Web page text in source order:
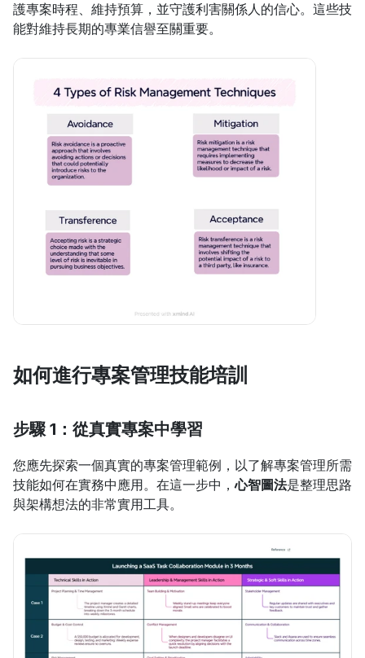
護專案時程、維持預算，並守護利害關係人的信心。這些技
能對維持長期的專業信譽至關重要。
如何進行專案管理技能培訓
步驟 1：從真實專案中學習
您應先探索一個真實的專案管理範例，以了解專案管理所需
技能如何在實務中應用。在這一步中，心智圖法是整理思路
與架構想法的非常實用工具。